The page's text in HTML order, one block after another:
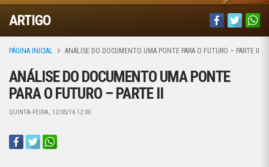
ARTIGO
PÁGINA INICIAL ANÁLISE DO DOCUMENTO UMA PONTE PARA O FUTURO – PARTE II
ANÁLISE DO DOCUMENTO UMA PONTE
PARA O FUTURO – PARTE II
QUINTA-FEIRA, 12/05/16 12:00